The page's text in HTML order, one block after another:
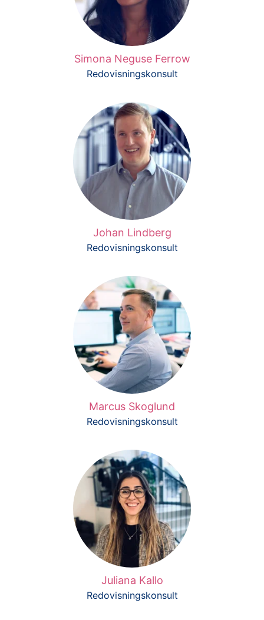
Simona Neguse Ferrow
Redovisningskonsult
Johan Lindberg
Redovisningskonsult
Marcus Skoglund
Redovisningskonsult
Juliana Kallo
Redovisningskonsult